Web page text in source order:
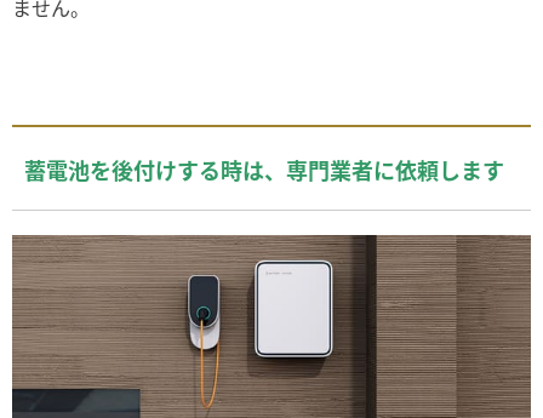
ません。
蓄電池を後付けする時は、専門業者に依頼します